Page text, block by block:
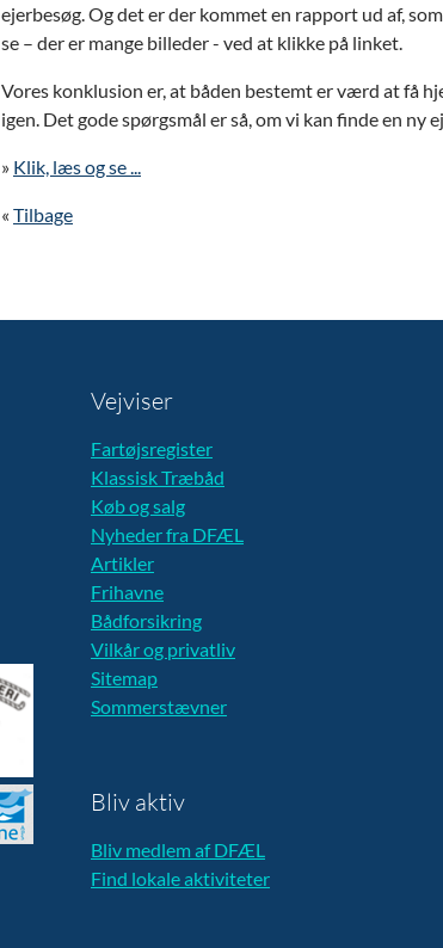
ejerbesøg. Og det er der kommet en rapport ud af,
se – der er mange billeder - ved at klikke på linket.
Vores konklusion er, at båden bestemt er værd at få
igen. Det gode spørgsmål er så, om vi kan finde en ny
» Klik, læs og se ...
« Tilbage
Vejviser
Fartøjsregister
Klassisk Træbåd
Køb og salg
Nyheder fra DFÆL
Artikler
Frihavne
Bådforsikring
Vilkår og privatliv
Sitemap
Sommerstævner
Bliv aktiv
Bliv medlem af DFÆL
Find lokale aktiviteter